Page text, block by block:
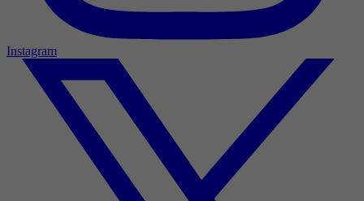
Instagram